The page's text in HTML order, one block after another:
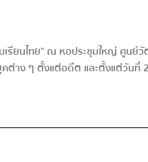
ยนไทย" ณ หอประชุมใหญ่ ศูนย์วั
คต่าง ๆ ตั้งแต่อดีต และตั้งแต่วัน